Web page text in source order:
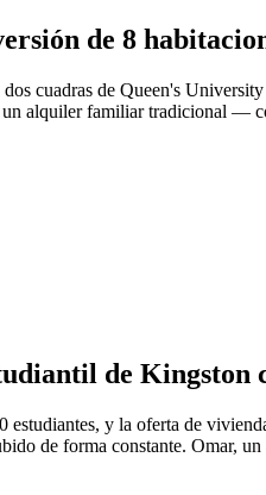
de 8
cuadras de Queen's
alquiler familiar tradicional —
de Kingston
y la oferta de
de forma constante. Omar,